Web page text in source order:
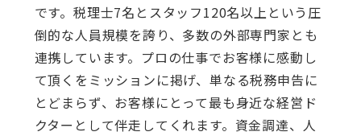
です。税理士7名とスタッフ120名以上という圧
倒的な人員規模を誇り、多数の外部専門家とも
連携しています。プロの仕事でお客様に感動し
て頂くをミッションに掲げ、単なる税務申告に
とどまらず、お客様にとって最も身近な経営ド
クターとして伴走してくれます。資金調達、人